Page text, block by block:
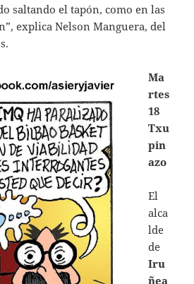
saltando el tapón, como en las
explica Nelson Manguera, del
Ma
rtes
18
Txu
pin
azo
El
alca
lde
de
Iru
ñea